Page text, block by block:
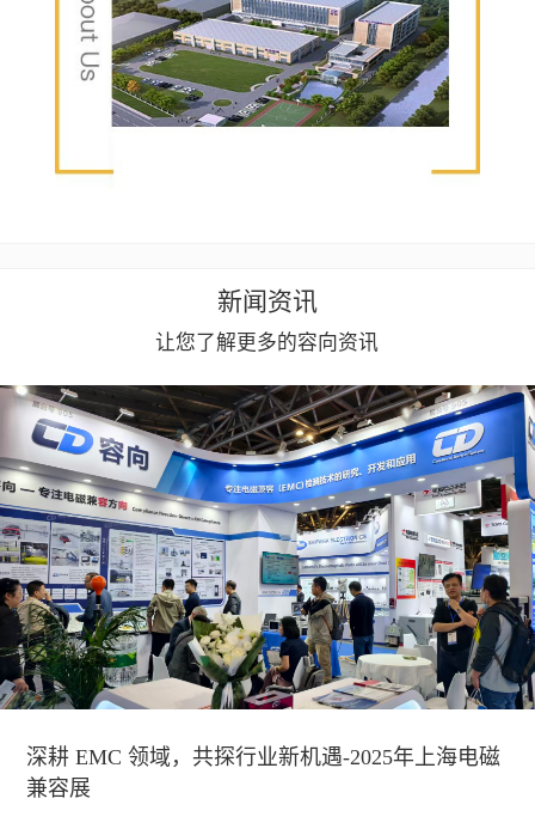
新闻资讯
让您了解更多的容向资讯
深耕 EMC 领域，共探行业新机遇-2025年上海电磁
兼容展